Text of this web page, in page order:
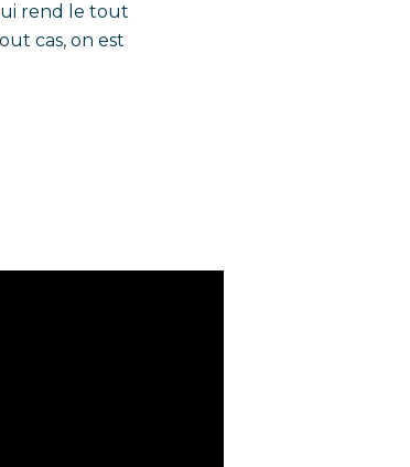
rend le tout
cas, on est